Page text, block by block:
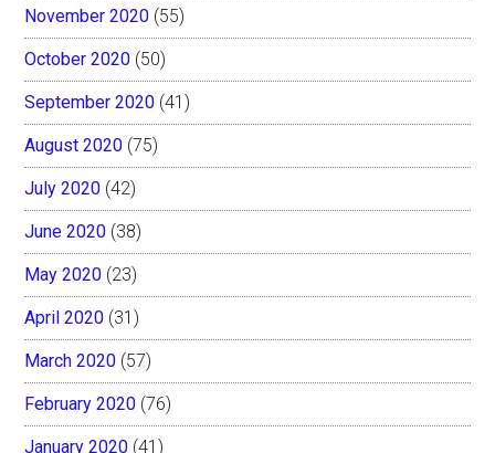
November 2020 (55)
October 2020 (50)
September 2020 (41)
August 2020 (75)
July 2020 (42)
June 2020 (38)
May 2020 (23)
April 2020 (31)
March 2020 (57)
February 2020 (76)
January 2020 (41)